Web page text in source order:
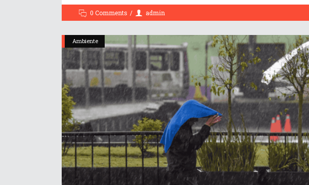
0 Comments admin
Ambiente